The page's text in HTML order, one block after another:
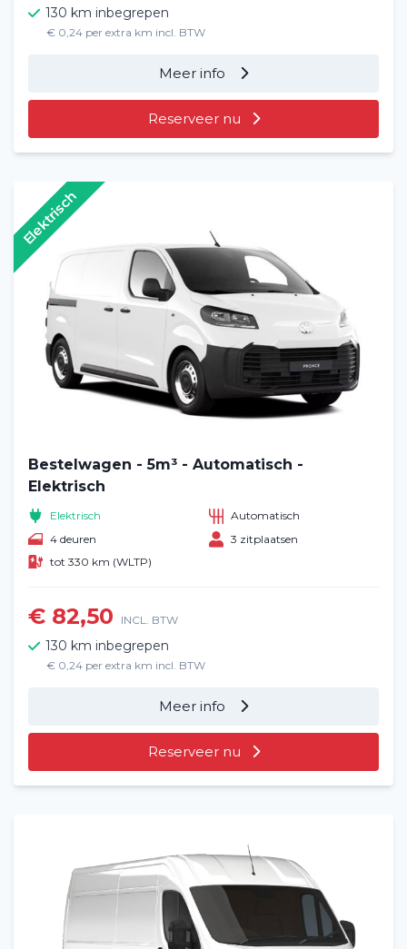
130 km inbegrepen
€ 0,24 per extra km incl. BTW
Meer info
Reserveer nu
Bestelwagen - 5m³ - Automatisch -
Elektrisch
Elektrisch
Automatisch
4 deuren
3 zitplaatsen
tot 330 km (WLTP)
€ 82,50 INCL. BTW
130 km inbegrepen
€ 0,24 per extra km incl. BTW
Meer info
Reserveer nu
Elektrisch